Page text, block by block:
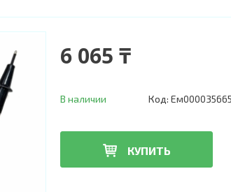
6 065 ₸
В наличии Код: Ем000035665
КУПИТЬ